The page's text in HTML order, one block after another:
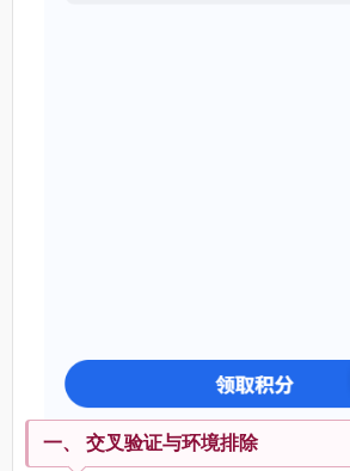
一、 交叉验证与环境排除